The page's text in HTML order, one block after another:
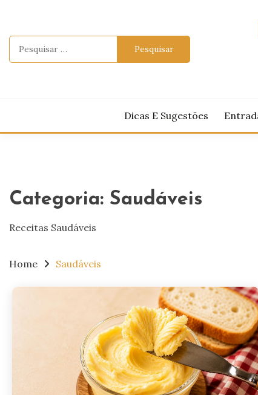
content
Dicas E Sugestões
Categoria: Saudáveis
Receitas Saudáveis
Home Saudáveis